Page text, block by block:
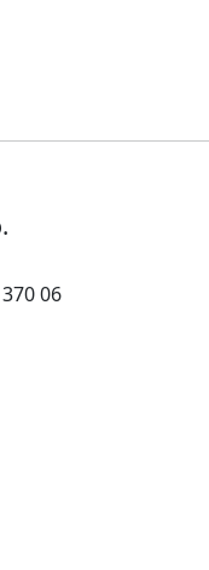
06